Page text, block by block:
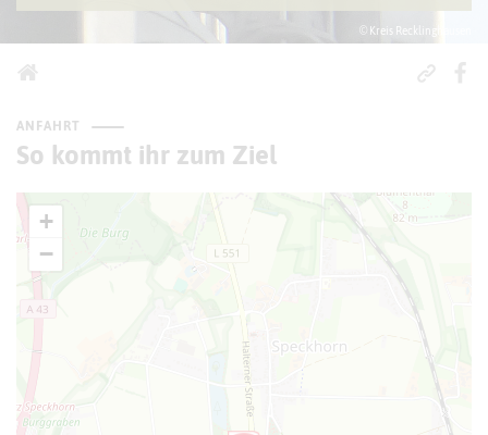
© Kreis Recklinghausen
ANFAHRT
So kommt ihr zum Ziel
+
−